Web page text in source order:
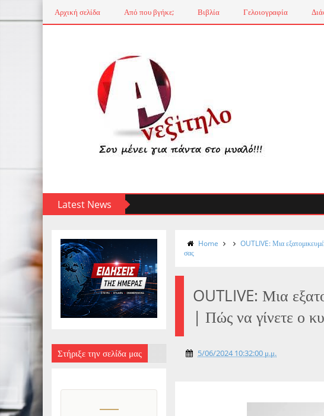
Αρχική σελίδα Από που βγήκε; Βιβλία Γελοιογραφία
Latest News
Στήριξε την σελίδα μας
Home
OUTLIVE: Μια
σας
OUTLIVE: Μια
| Πώς να γίνετε ο
5/06/2024 10:32:00 μ.μ.